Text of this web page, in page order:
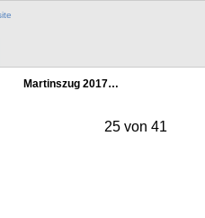
Martinszug 2017…
25 von 41